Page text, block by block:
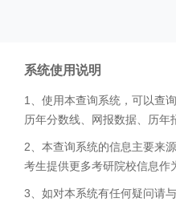
系统使用说明
1、使用本查询系统，可以查
历年分数线、网报数据、历
2、本查询系统的信息主要来
考生提供更多考研院校信息作
3、如对本系统有任何疑问请